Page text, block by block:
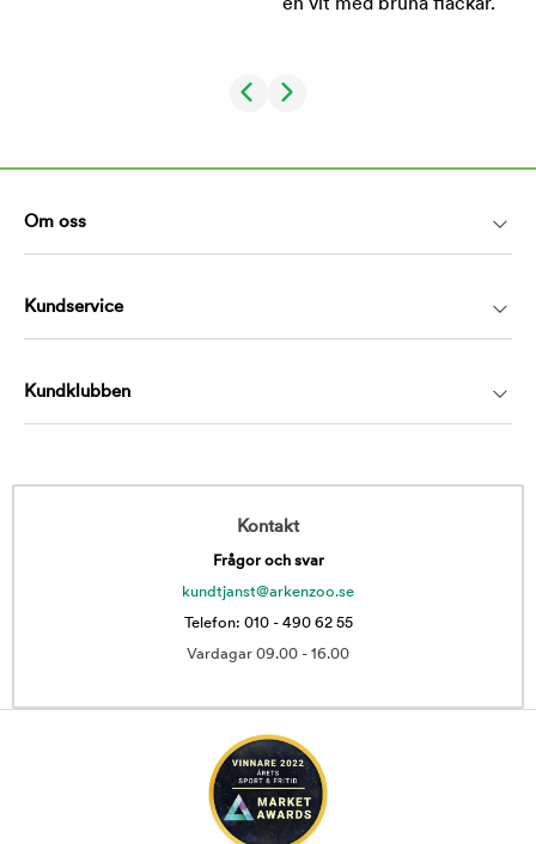
Om oss
Kundservice
Kundklubben
Kontakt
Frågor och svar
kundtjanst@arkenzoo.se
Telefon: 010 - 490 62 55
Vardagar 09.00 - 16.00